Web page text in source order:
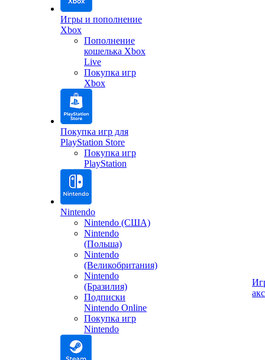
Игры и пополнение
Xbox
Пополнение
кошелька Xbox
Live
Покупка игр
Xbox
Покупка игр для
PlayStation Store
Покупка игр
PlayStation
Nintendo
Nintendo (США)
Nintendo
(Польша)
Nintendo
(Великобритания)
Nintendo
(Бразилия)
Подписки
Nintendo Online
Покупка игр
Nintendo